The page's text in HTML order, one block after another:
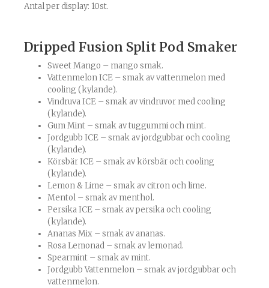
Antal per display: 10st.
Dripped Fusion Split Pod Smaker
Sweet Mango – mango smak.
Vattenmelon ICE – smak av vattenmelon med
cooling (kylande).
Vindruva ICE – smak av vindruvor med cooling
(kylande).
Gum Mint – smak av tuggummi och mint.
Jordgubb ICE – smak av jordgubbar och cooling
(kylande).
Körsbär ICE – smak av körsbär och cooling
(kylande).
Lemon & Lime – smak av citron och lime.
Mentol – smak av menthol.
Persika ICE – smak av persika och cooling
(kylande).
Ananas Mix – smak av ananas.
Rosa Lemonad – smak av lemonad.
Spearmint – smak av mint.
Jordgubb Vattenmelon – smak av jordgubbar och
vattenmelon.